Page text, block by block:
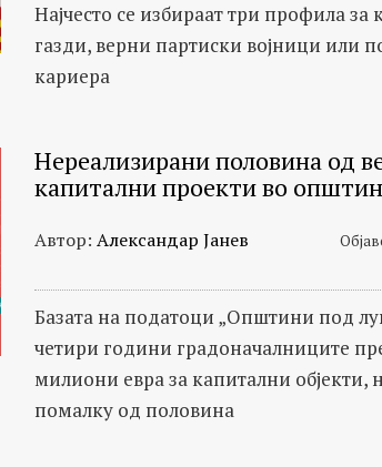
Најчесто се избираат три профила
газди, верни партиски војници или
кариера
Нереализирани половина од
капитални проекти во
Автор: Александар Јанев
Базата на податоци „Општини под
четири години градоначалниците
милиони евра за капитални објекти,
помалку од половина